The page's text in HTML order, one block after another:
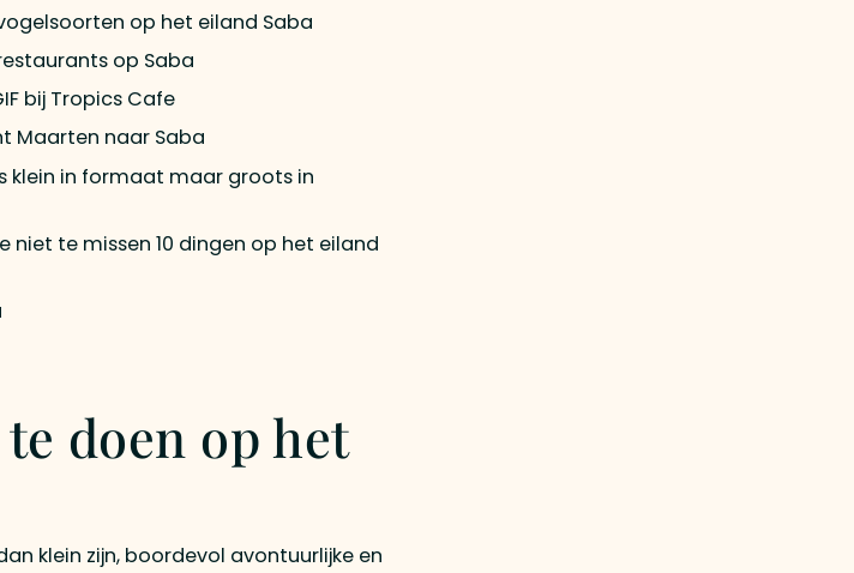
op het eiland Saba
op Saba
bij Tropics Cafe
Maarten naar Saba
klein in formaat maar groots in
niet te missen 10 dingen op het eiland
doen op het
klein zijn, boordevol avontuurlijke en